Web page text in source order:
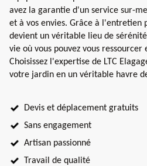
avez la garantie d'un service sur-
et à vos envies. Grâce à l'entretien
devient un véritable lieu de
vie où vous pouvez vous ressourcer
Choisissez l'expertise de LTC
votre jardin en un véritable havre
Devis et déplacement gratuits
Sans engagement
Artisan passionné
Travail de qualité